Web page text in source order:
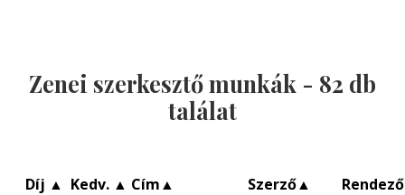
Zenei szerkesztő munkák - 82 db
találat
Díj ▲ Kedv. ▲ Cím▲ Szerző▲ Rendező